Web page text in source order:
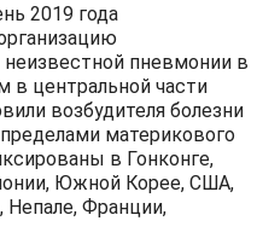
2019 года
пневмонии в
в центральной части
возбудителя болезни
материкового
в Гонконге,
Южной Корее, США,
Непале, Франции,